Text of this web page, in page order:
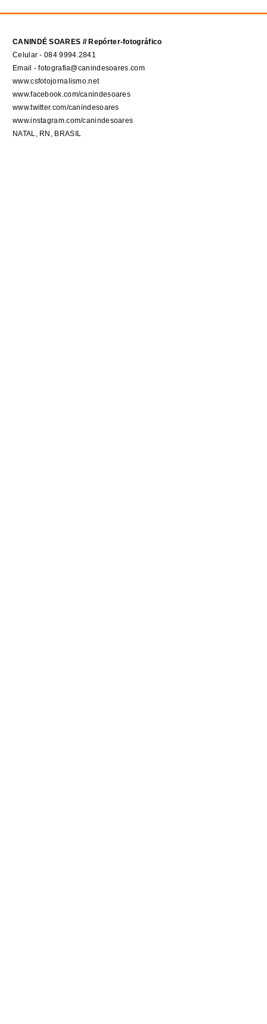
CANINDÉ SOARES // Repórter-fotográfico
Celular - 084 9994.2841
Email - fotografia@canindesoares.com
www.csfotojornalismo.net
www.facebook.com/canindesoares
www.twitter.com/canindesoares
www.instagram.com/canindesoares
NATAL, RN, BRASIL